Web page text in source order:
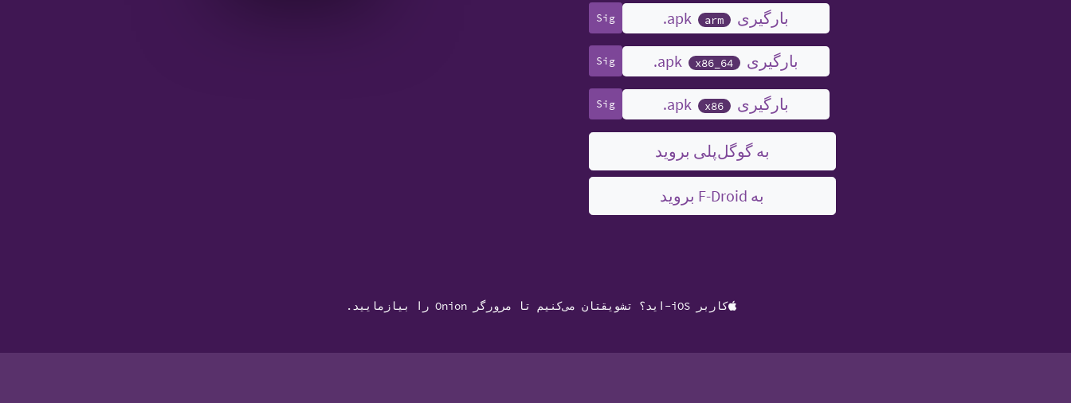
بارگیری ‎.apk arm
Sig
بارگیری ‎.apk x86_64
Sig
بارگیری ‎.apk x86
Sig
به گوگل‌پلی بروید
به F-Droid بروید
کاربر iOS-اید؟ تشویقتان می‌کنیم تا مرورگر Onion را بیازمایید.